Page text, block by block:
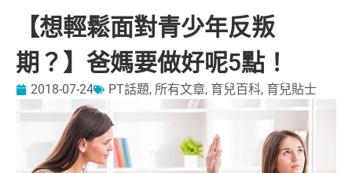
【想輕鬆面對青少年反叛
期？】爸媽要做好呢5點！
2018-07-24 PT話題, 所有文章, 育兒百科, 育兒貼士